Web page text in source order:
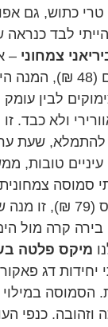
לבד
צמחוני –
קשיו
לבין עומק
ולא כבד.
שעת
עיניים טובות,
סמוסה
פלאק פאקורס
בירה קרה מול
מיקס פלטה
הסמוסה
כנפי